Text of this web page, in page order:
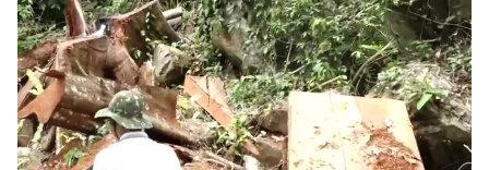
VTV Sức khoẻ Bất động sản
Thị trường 24h Tấm lòng Việt
VTV4 Vươn mình bằng AI